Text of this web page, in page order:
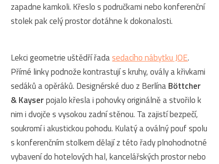
zapadne kamkoli. Křeslo s područkami nebo konferenční
stolek pak celý prostor dotáhne k dokonalosti.
Lekci geometrie uštědří řadasedacího nábytku JOE.
Přímé linky podnože kontrastují s kruhy, ovály a křivkami
sedáků a opěráků. Designérské duo z BerlínaBöttcher
& Kayserpojalo křesla i pohovky originálně a stvořilo k
nim i dvojče s vysokou zadní stěnou. Ta zajistí bezpečí,
soukromí i akustickou pohodu. Kulatý a oválný pouf spolu
s konferenčním stolkem dělají z této řady plnohodnotné
vybavení do hotelových hal, kancelářských prostor nebo